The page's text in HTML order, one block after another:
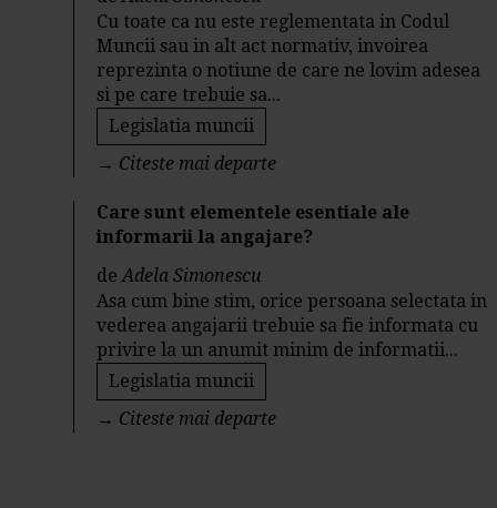
Cu toate ca nu este reglementata in Codul
Muncii sau in alt act normativ, invoirea
reprezinta o notiune de care ne lovim adesea
si pe care trebuie sa...
Legislatia muncii
→ Citeste mai departe
Care sunt elementele esentiale ale
informarii la angajare?
deAdela Simonescu
Asa cum bine stim, orice persoana selectata in
vederea angajarii trebuie sa fie informata cu
privire la un anumit minim de informatii...
Legislatia muncii
→ Citeste mai departe